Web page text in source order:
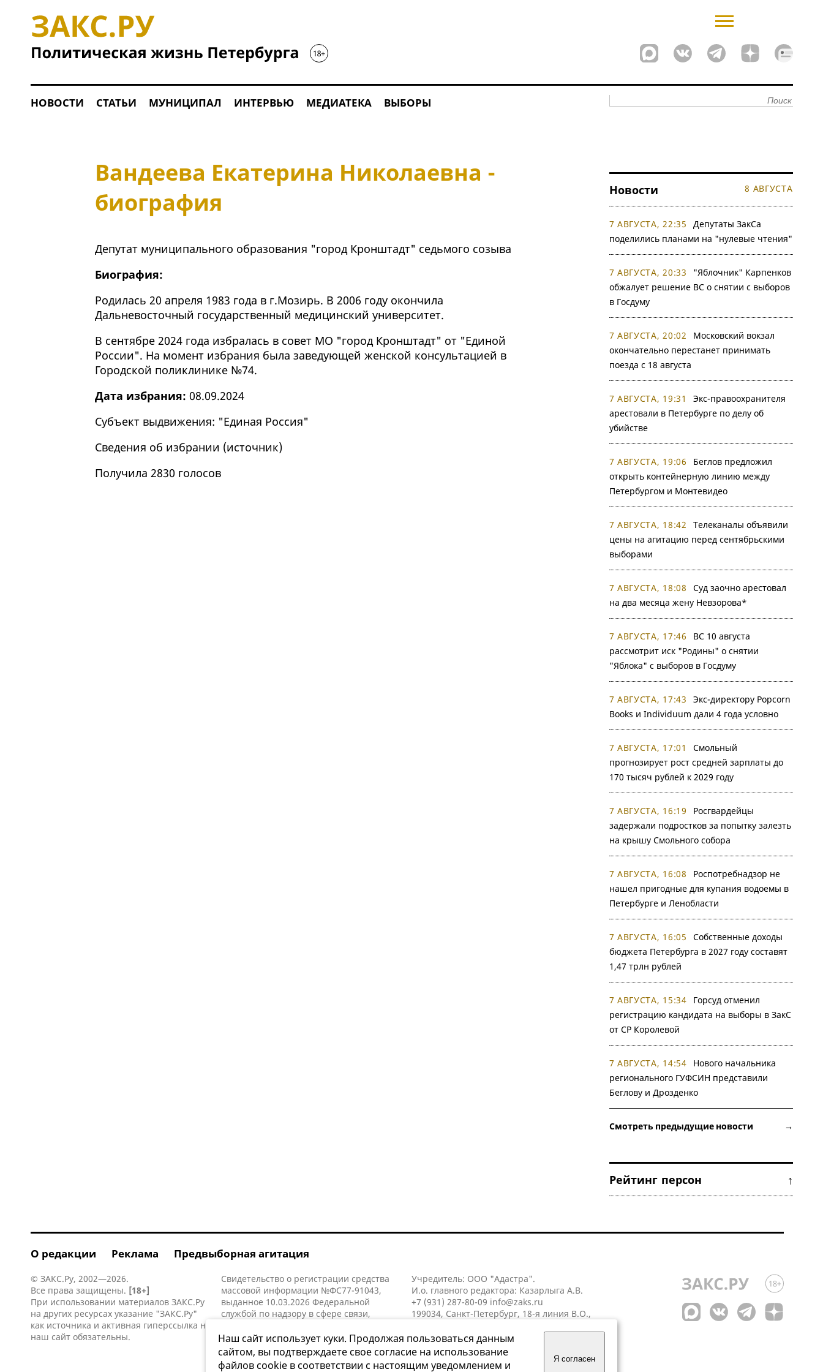
НОВОСТИ СТАТЬИ МУНИЦИПАЛ ИНТЕРВЬЮ МЕДИАТЕКА ВЫБОРЫ
Вандеева Екатерина Николаевна -
биография
Депутат муниципального образования "город Кронштадт" седьмого созыва
Биография:
Родилась 20 апреля 1983 года в г.Мозирь. В 2006 году окончила
Дальневосточный государственный медицинский университет.
В сентябре 2024 года избралась в совет МО "город Кронштадт" от "Единой
России". На момент избрания была заведующей женской консультацией в
Городской поликлинике №74.
Дата избрания: 08.09.2024
Субъект выдвижения: "Единая Россия"
Сведения об избрании (источник)
Получила 2830 голосов
Новости 8 АВГУСТА
7 АВГУСТА, 22:35
Депутаты ЗакСа
поделились планами на "нулевые чтения"
7 АВГУСТА, 20:33
"Яблочник" Карпенков
обжалует решение ВС о снятии с выборов
в Госдуму
7 АВГУСТА, 20:02
Московский вокзал
окончательно перестанет принимать
поезда с 18 августа
7 АВГУСТА, 19:31
Экс-правоохранителя
арестовали в Петербурге по делу об
убийстве
7 АВГУСТА, 19:06
Беглов предложил
открыть контейнерную линию между
Петербургом и Монтевидео
7 АВГУСТА, 18:42
Телеканалы объявили
цены на агитацию перед сентябрьскими
выборами
7 АВГУСТА, 18:08
Суд заочно арестовал
на два месяца жену Невзорова*
7 АВГУСТА, 17:46
ВС 10 августа
рассмотрит иск "Родины" о снятии
"Яблока" с выборов в Госдуму
7 АВГУСТА, 17:43
Экс-директору Popcorn
Books и Individuum дали 4 года условно
7 АВГУСТА, 17:01
Смольный
прогнозирует рост средней зарплаты до
170 тысяч рублей к 2029 году
7 АВГУСТА, 16:19
Росгвардейцы
задержали подростков за попытку залезть
на крышу Смольного собора
7 АВГУСТА, 16:08
Роспотребнадзор не
нашел пригодные для купания водоемы в
Петербурге и Ленобласти
7 АВГУСТА, 16:05
Собственные доходы
бюджета Петербурга в 2027 году составят
1,47 трлн рублей
7 АВГУСТА, 15:34
Горсуд отменил
регистрацию кандидата на выборы в ЗакС
от СР Королевой
7 АВГУСТА, 14:54
Нового начальника
регионального ГУФСИН представили
Беглову и Дрозденко
Смотреть предыдущие новости →
Рейтинг персон ↑
О редакции Реклама Предвыборная агитация
© ЗАКС.Ру, 2002—2026.
Все права защищены. [18+]
При использовании материалов ЗАКС.Ру
на других ресурсах указание "ЗАКС.Ру"
как источника и активная гиперссылка на
наш сайт обязательны.
Свидетельство о регистрации средства
массовой информации №ФС77-91043,
выданное 10.03.2026 Федеральной
службой по надзору в сфере связи,
коммуникаций (Роскомнадзор).
Учредитель: ООО "Адастра".
И.о. главного редактора: Казарлыга А.В.
+7 (931) 287-80-09 info@zaks.ru
199034, Санкт-Петербург, 18-я линия В.О.,
Наш сайт использует куки. Продолжая пользоваться данным
сайтом, вы подтверждаете свое согласие на использование
файлов cookie в соответствии с настоящим уведомлением и
Я согласен